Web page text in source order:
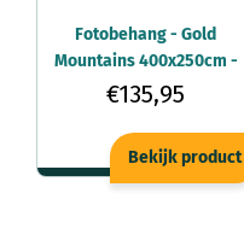
Fotobehang - Gold
Mountains 400x250cm -
Vliesbehang
€135,95
Bekijk product